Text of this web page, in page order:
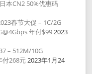
本CN2 50%优惠码
春节大促 – 1C/2G
年付$992023
– 512M/10G
付268元2023年1月24